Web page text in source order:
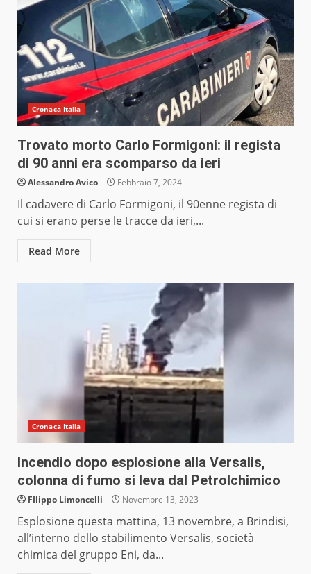
Cronaca Italia
Trovato morto Carlo Formigoni: il regista
di 90 anni era scomparso da ieri
Alessandro Avico Febbraio 7, 2024
Il cadavere di Carlo Formigoni, il 90enne regista di
cui si erano perse le tracce da ieri,...
Read More
Cronaca Italia
Incendio dopo esplosione alla Versalis,
colonna di fumo si leva dal Petrolchimico
FIlippo Limoncelli Novembre 13, 2023
Esplosione questa mattina, 13 novembre, a Brindisi,
all’interno dello stabilimento Versalis, società
chimica del gruppo Eni, da...